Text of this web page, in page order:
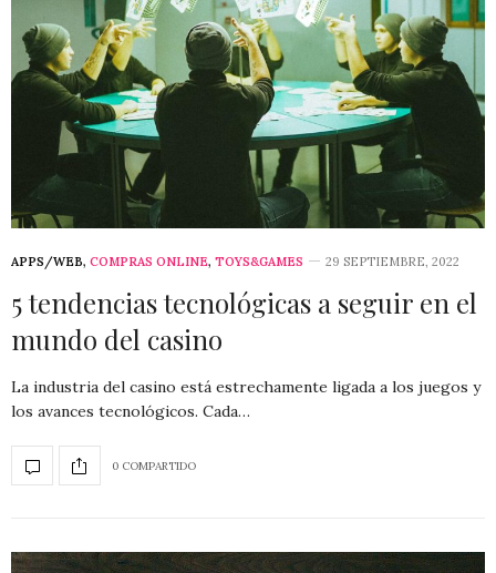
APPS/WEB, COMPRAS ONLINE, TOYS&GAMES 29 SEPTIEMBRE, 2022
5 tendencias tecnológicas a seguir en el
mundo del casino
La industria del casino está estrechamente ligada a los juegos y
los avances tecnológicos. Cada…
0 COMPARTIDO